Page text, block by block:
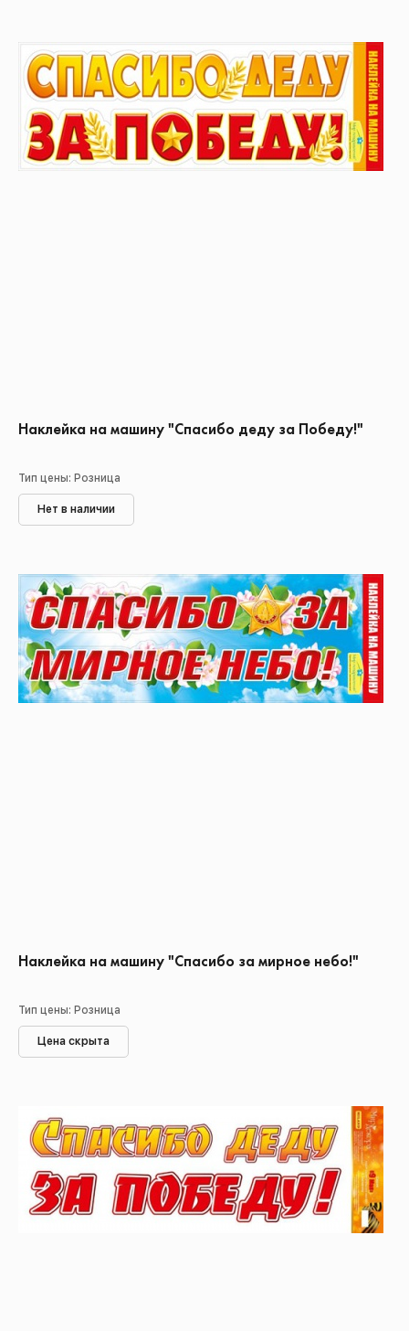
Наклейка на машину "Спасибо деду за Победу!"
Тип цены: Розница
Нет в наличии
Наклейка на машину "Спасибо за мирное небо!"
Тип цены: Розница
Цена скрыта